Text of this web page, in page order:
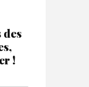
des
!